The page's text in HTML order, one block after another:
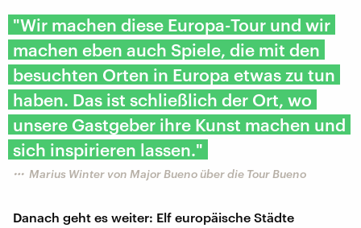
"Wir machen diese Europa-Tour und wir
machen eben auch Spiele, die mit den
besuchten Orten in Europa etwas zu tun
haben. Das ist schließlich der Ort, wo
unsere Gastgeber ihre Kunst machen und
sich inspirieren lassen."
Marius Winter von Major Bueno über die Tour Bueno
Danach geht es weiter: Elf europäische Städte